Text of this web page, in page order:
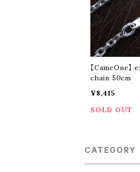
【CameOne
chain 50cm
¥8,415
SOLD OUT
CATEGORY